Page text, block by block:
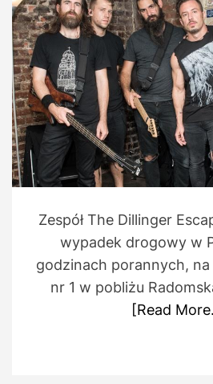
h
o
r
e
Zespół The Dillinger
wypadek drogowy w
godzinach porannych,
nr 1 w pobliżu
[Read